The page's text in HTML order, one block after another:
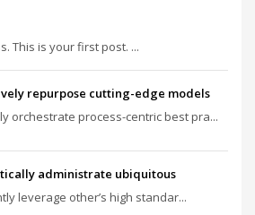
This is your first post. ...
repurpose cutting-edge models
orchestrate process-centric best pra...
administrate ubiquitous
leverage other’s high standar...